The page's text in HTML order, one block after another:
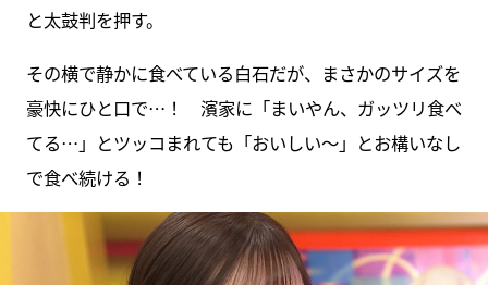
と太鼓判を押す。
その横で静かに食べている白石だが、まさかのサイズを
豪快にひと口で…！ 濱家に「まいやん、ガッツリ食べ
てる…」とツッコまれても「おいしい～」とお構いなし
で食べ続ける！